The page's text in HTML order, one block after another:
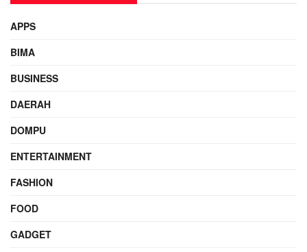
APPS
BIMA
BUSINESS
DAERAH
DOMPU
ENTERTAINMENT
FASHION
FOOD
GADGET